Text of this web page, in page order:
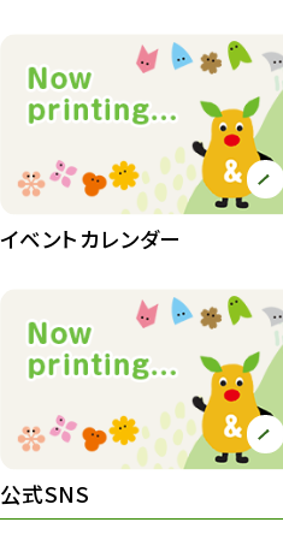
イベントカレンダー
公式SNS